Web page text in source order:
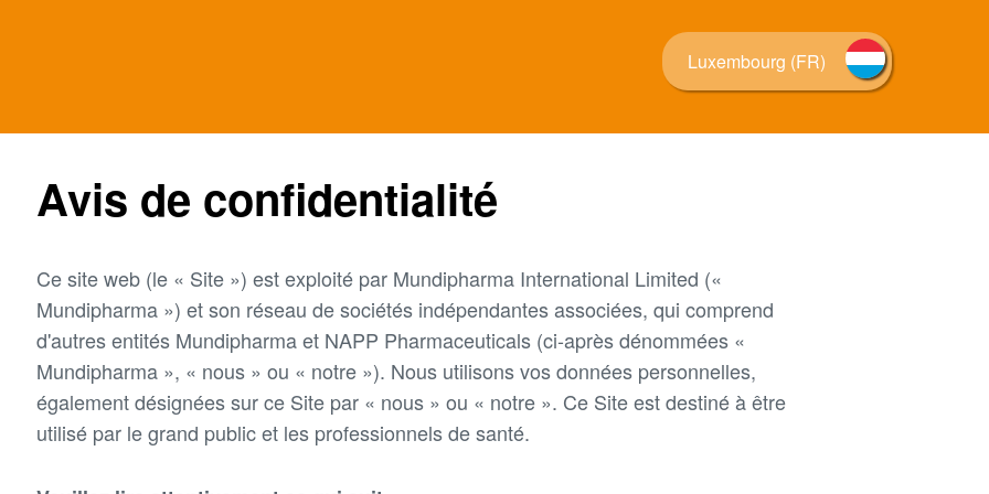
Luxembourg (FR)
Avis de confidentialité
Ce site web (le « Site ») est exploité par Mundipharma International Limited («
Mundipharma ») et son réseau de sociétés indépendantes associées, qui comprend
d'autres entités Mundipharma et NAPP Pharmaceuticals (ci-après dénommées «
Mundipharma », « nous » ou « notre »). Nous utilisons vos données personnelles,
également désignées sur ce Site par « nous » ou « notre ». Ce Site est destiné à être
utilisé par le grand public et les professionnels de santé.